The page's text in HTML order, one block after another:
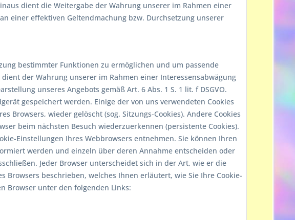
dient die Weitergabe der Wahrung unserer im Rahmen einer
einer effektiven Geltendmachung bzw. Durchsetzung unserer
bestimmter Funktionen zu ermöglichen und um passende
der Wahrung unserer im Rahmen einer Interessensabwägung
unseres Angebots gemäß Art. 6 Abs. 1 S. 1 lit. f DSGVO.
gespeichert werden. Einige der von uns verwendeten Cookies
Browsers, wieder gelöscht (sog. Sitzungs-Cookies). Andere Cookies
beim nächsten Besuch wiederzuerkennen (persistente Cookies).
Einstellungen Ihres Webbrowsers entnehmen. Sie können Ihren
werden und einzeln über deren Annahme entscheiden oder
Jeder Browser unterscheidet sich in der Art, wie er die
Browsers beschrieben, welches Ihnen erläutert, wie Sie Ihre Cookie-
Browser unter den folgenden Links: